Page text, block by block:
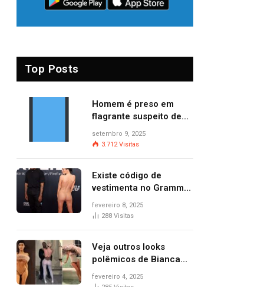
Top Posts
Homem é preso em
flagrante suspeito de
provocar dois incêndios
criminosos no mesmo
setembro 9, 2025
3.712Visitas
Existe código de
vestimenta no Grammy?
Questionamento surgiu
após Bianca Censori,
premiação
fevereiro 8, 2025
288 Visitas
Veja outros looks
polêmicos de Bianca
Censori, esposa de
Kanye West que
fevereiro 4, 2025